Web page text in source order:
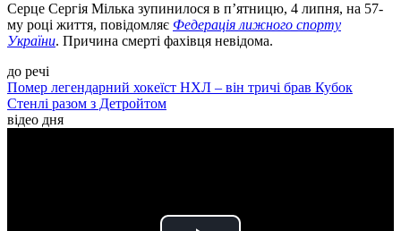
Серце Сергія Мілька зупинилося в п’ятницю, 4 липня, на 57-
му році життя, повідомляє Федерація лижного спорту
України. Причина смерті фахівця невідома.
до речі
Помер легендарний хокеїст НХЛ – він тричі брав Кубок
Стенлі разом з Детройтом
відео дня